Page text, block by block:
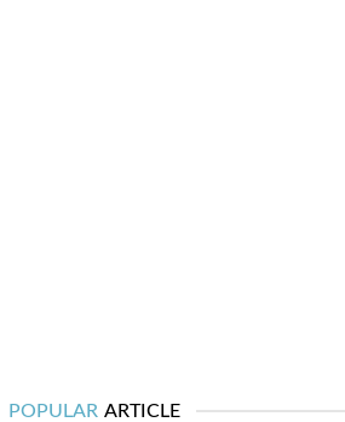
POPULAR ARTICLE